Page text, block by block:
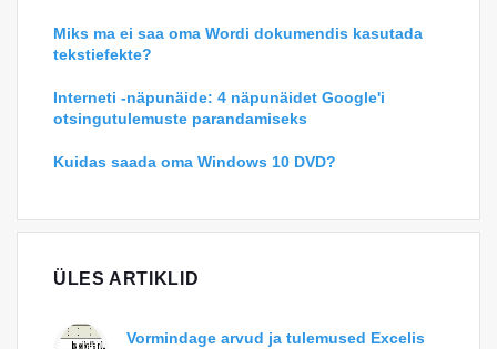
Miks ma ei saa oma Wordi dokumendis kasutada
tekstiefekte?
Interneti -näpunäide: 4 näpunäidet Google'i
otsingutulemuste parandamiseks
Kuidas saada oma Windows 10 DVD?
ÜLES ARTIKLID
Vormindage arvud ja tulemused Excelis